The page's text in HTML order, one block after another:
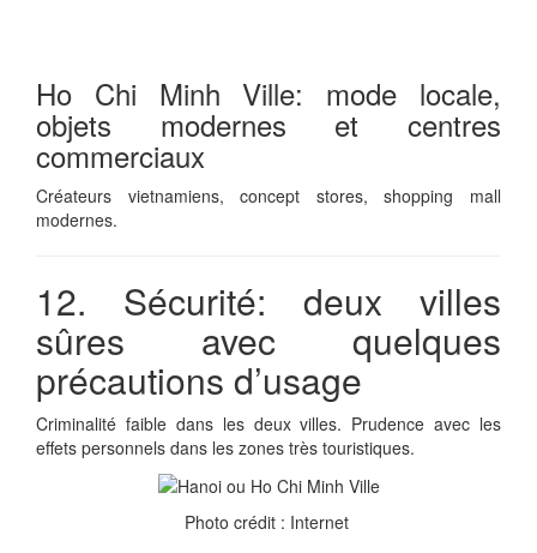
Ho Chi Minh Ville: mode locale,
objets modernes et centres
commerciaux
Créateurs vietnamiens, concept stores, shopping mall
modernes.
12. Sécurité: deux villes
sûres avec quelques
précautions d’usage
Criminalité faible dans les deux villes. Prudence avec les
effets personnels dans les zones très touristiques.
Photo crédit : Internet